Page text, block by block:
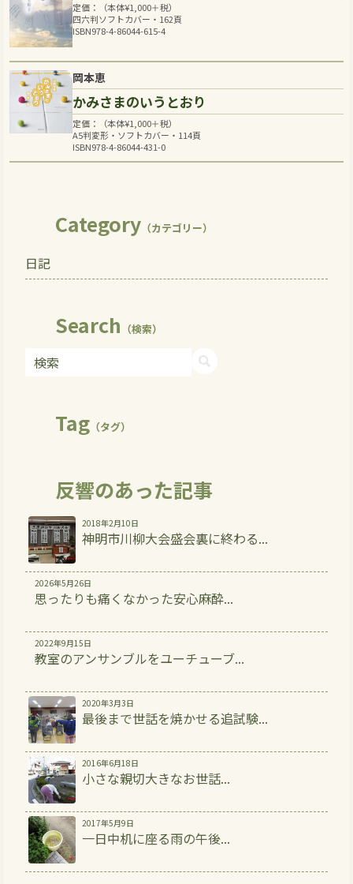
定価：（本体¥1,000＋税）
四六判ソフトカバー・162頁
ISBN978-4-86044-615-4
岡本恵
かみさまのいうとおり
定価：（本体¥1,000＋税）
A5判変形・ソフトカバー・114頁
ISBN978-4-86044-431-0
Category（カテゴリー）
日記
Search （検索）
Tag（タグ）
反響のあった記事
2018年2月10日
神明市川柳大会盛会裏に終わる...
2026年5月26日
思ったりも痛くなかった安心麻酔...
2022年9月15日
教室のアンサンブルをユーチューブ...
2020年3月3日
最後まで世話を焼かせる追試験...
2016年6月18日
小さな親切大きなお世話...
2017年5月9日
一日中机に座る雨の午後...